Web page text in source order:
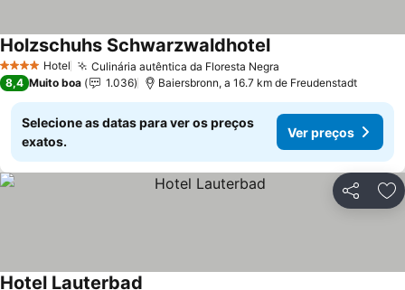
4 EstrelasHotel Culinária autêntica da Floresta Negra
Holzschuhs Schwarzwaldhotel
8,4 Muito boa 1.036 Baiersbronn, a 16.7 km de Freudenstadt
Selecione as datas para ver os preços
exatos.
Ver preços
Partilhar
Hotel Lauterbad